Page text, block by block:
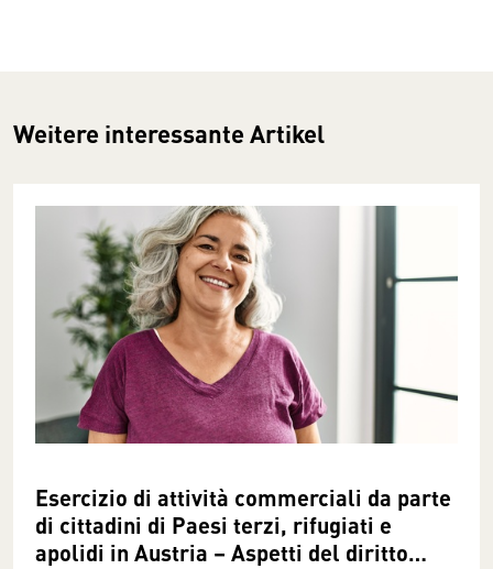
Weitere interessante Artikel
Esercizio di attività commerciali da parte
di cittadini di Paesi terzi, rifugiati e
apolidi in Austria – Aspetti del diritto